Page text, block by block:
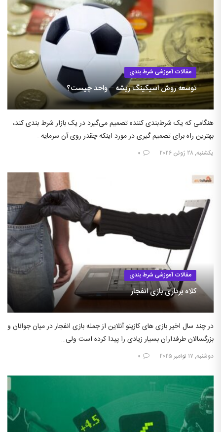
مقالات آموزشی شرط بندی
توسعه روش اسیکینگ ریشه – واحد چیست؟
هنگامی که یک شرط‌بندی کننده تصمیم می‌گیرد در یک بازار شرط بندی کند،
بهترین راه برای تصمیم گیری در مورد اینکه چقدر روی آن سرمایه…
یکشنبه, ۲۸ ژوئن ۲۰۲۶ ۰
مقالات آموزشی شرط بندی
کلاه برداری بازی انفجار
در چند سال اخیر بازی های کازینو آنلاین از جمله بازی انفجار در میان جوانان و
بزرگسالان طرفداران بسیار زیادی را پیدا کرده است ولی…
دوشنبه, ۱۷ نوامبر ۲۰۲۵ ۰